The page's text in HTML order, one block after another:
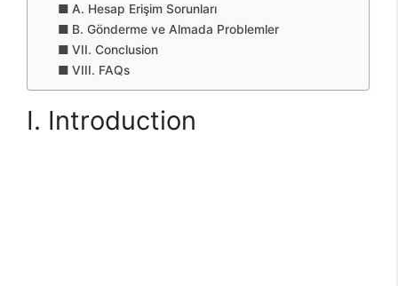
A. Hesap Erişim Sorunları
B. Gönderme ve Almada Problemler
VII. Conclusion
VIII. FAQs
I. Introduction